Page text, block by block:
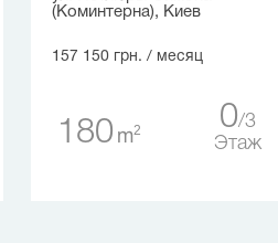
(Коминтерна), Киев
157 150 грн. / месяц
180 m2 0 3
Этаж